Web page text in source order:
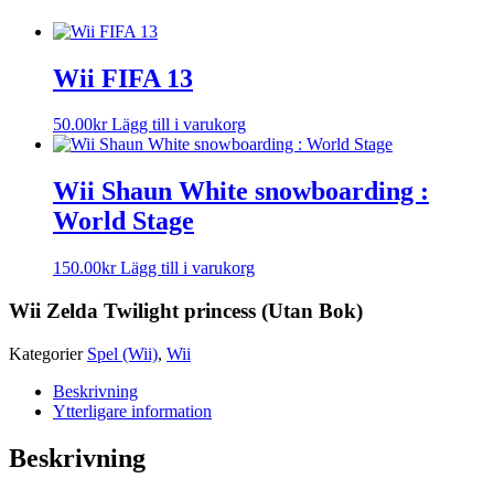
Wii FIFA 13
50.00kr Lägg till i varukorg
Wii Shaun White snowboarding :
World Stage
150.00kr Lägg till i varukorg
Wii Zelda Twilight princess (Utan Bok)
Kategorier Spel (Wii), Wii
Beskrivning
Ytterligare information
Beskrivning